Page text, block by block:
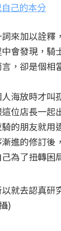
己的本分
來加以詮
會發現，
，卻是個相
人海放時才
位店長一
的朋友就
進的修訂
為了扭轉困
就去認真
)